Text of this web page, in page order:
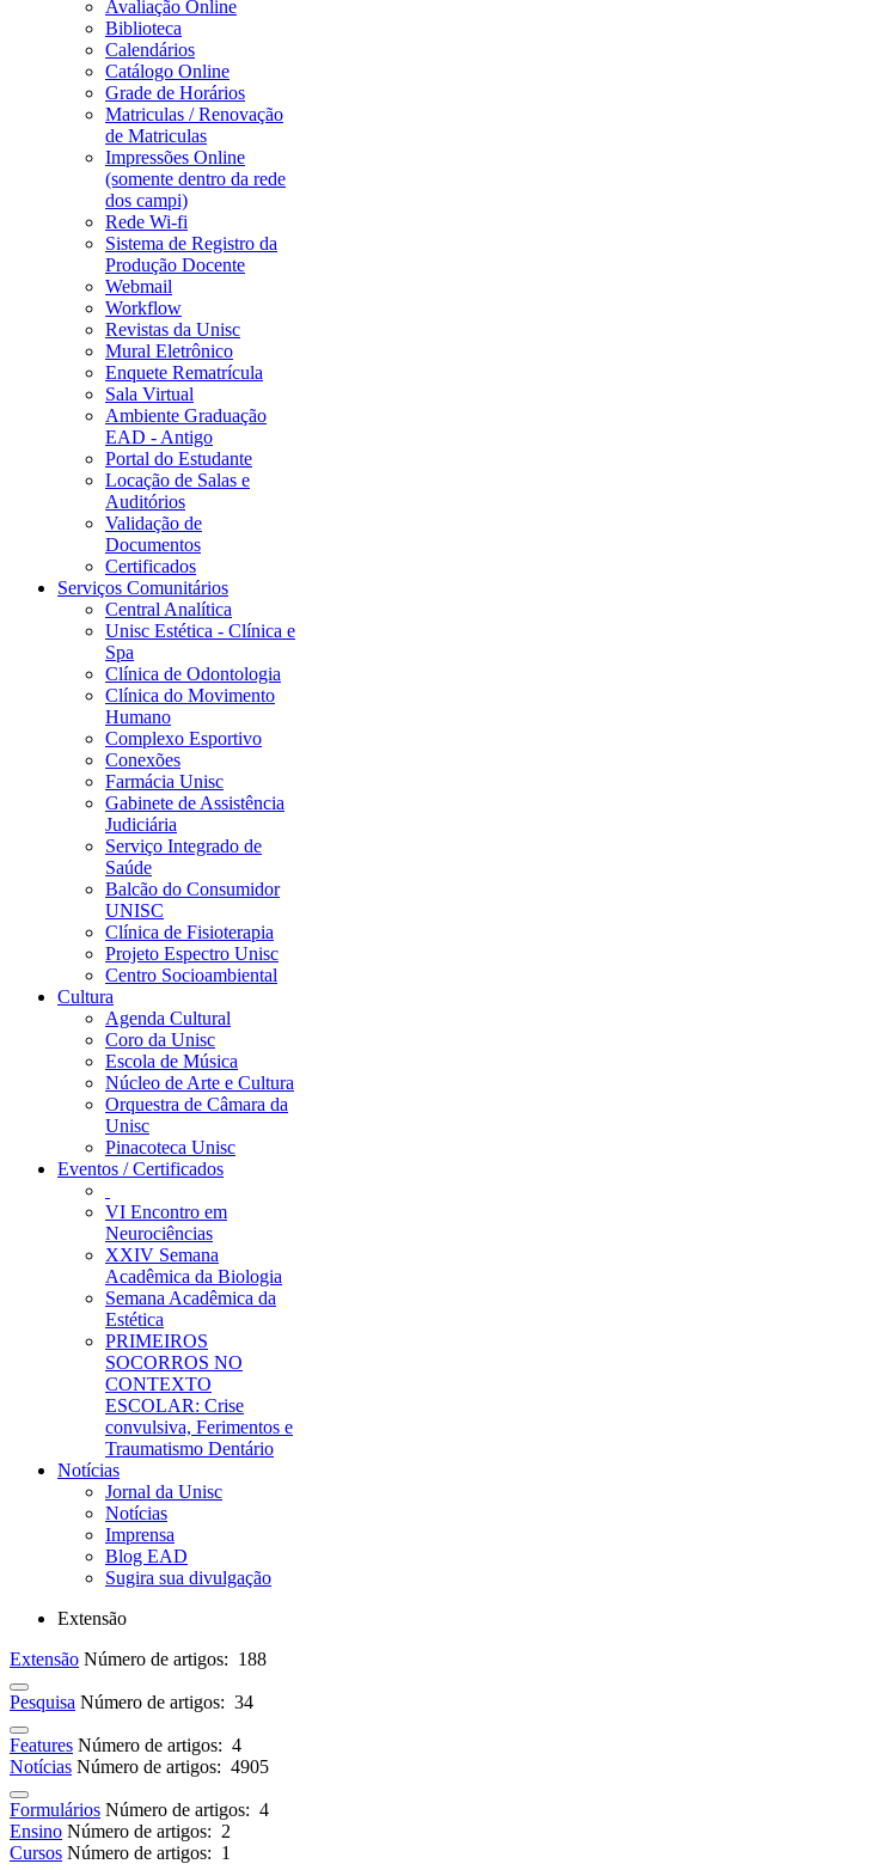
Avaliação Online
Biblioteca
Calendários
Catálogo Online
Grade de Horários
Matriculas / Renovação
de Matriculas
Impressões Online
(somente dentro da rede
dos campi)
Rede Wi-fi
Sistema de Registro da
Produção Docente
Webmail
Workflow
Revistas da Unisc
Mural Eletrônico
Enquete Rematrícula
Sala Virtual
Ambiente Graduação
EAD - Antigo
Portal do Estudante
Locação de Salas e
Auditórios
Validação de
Documentos
Certificados
Serviços Comunitários
Central Analítica
Unisc Estética - Clínica e
Spa
Clínica de Odontologia
Clínica do Movimento
Humano
Complexo Esportivo
Conexões
Farmácia Unisc
Gabinete de Assistência
Judiciária
Serviço Integrado de
Saúde
Balcão do Consumidor
UNISC
Clínica de Fisioterapia
Projeto Espectro Unisc
Centro Socioambiental
Cultura
Agenda Cultural
Coro da Unisc
Escola de Música
Núcleo de Arte e Cultura
Orquestra de Câmara da
Unisc
Pinacoteca Unisc
Eventos / Certificados
VI Encontro em
Neurociências
XXIV Semana
Acadêmica da Biologia
Semana Acadêmica da
Estética
PRIMEIROS
SOCORROS NO
CONTEXTO
ESCOLAR: Crise
convulsiva, Ferimentos e
Traumatismo Dentário
Notícias
Jornal da Unisc
Notícias
Imprensa
Blog EAD
Sugira sua divulgação
Extensão
Extensão Número de artigos: 188
Pesquisa Número de artigos: 34
Features Número de artigos: 4
Notícias Número de artigos: 4905
Formulários Número de artigos: 4
Ensino Número de artigos: 2
Cursos Número de artigos: 1